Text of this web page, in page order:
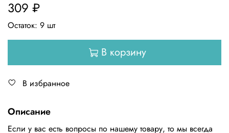
309 ₽
Остаток: 9 шт
В корзину
В избранное
Описание
Если у вас есть вопросы по нашему товару, то мы всегда